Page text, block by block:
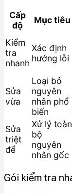
Cấp
độ
Mục tiêu
Kiểm
tra
nhanh
Xác định
hướng lỗi
Sửa
vừa
Loại bỏ
nguyên
nhân phổ
biến
Sửa
triệt
để
Xử lý toàn
bộ
nguyên
nhân gốc
Gói kiểm tra